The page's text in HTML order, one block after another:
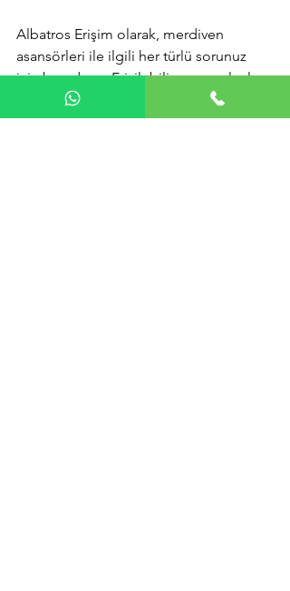
Albatros Erişim olarak, merdiven
asansörleri ile ilgili her türlü sorunuz
için buradayız. Erişilebilir yaşam alanları
oluşturmak için birlikte çalışalım. Daha
fazla bilgi için www.albatrosaccess.com